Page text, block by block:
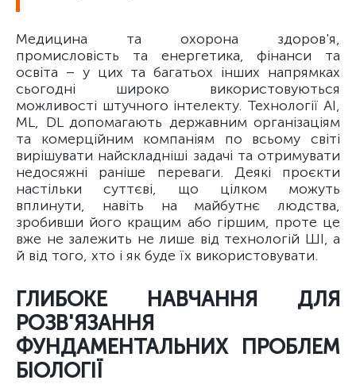
Медицина та охорона здоров'я,
промисловість та енергетика, фінанси та
освіта – у цих та багатьох інших напрямках
сьогодні широко використовуються
можливості штучного інтелекту. Технології AI,
ML, DL допомагають державним організаціям
та комерційним компаніям по всьому світі
вирішувати найскладніші задачі та отримувати
недосяжні раніше переваги. Деякі проєкти
настільки суттєві, що цілком можуть
вплинути, навіть на майбутнє людства,
зробивши його кращим або гіршим, проте це
вже не залежить не лише від технологій ШІ, а
й від того, хто і як буде їх використовувати.
ГЛИБОКЕ НАВЧАННЯ ДЛЯ
РОЗВ'ЯЗАННЯ
ФУНДАМЕНТАЛЬНИХ ПРОБЛЕМ
БІОЛОГІЇ